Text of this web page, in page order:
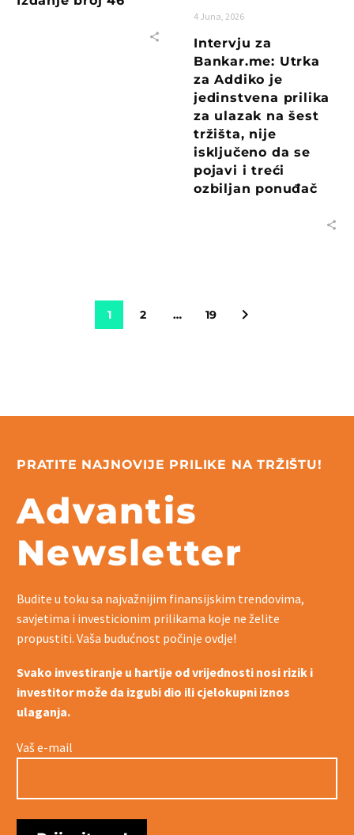
4 Juna, 2026
Intervju za
Bankar.me: Utrka
za Addiko je
jedinstvena prilika
za ulazak na šest
tržišta, nije
isključeno da se
pojavi i treći
ozbiljan ponuđač
1 2 … 19
PRATITE NAJNOVIJE PRILIKE NA TRŽIŠTU!
Advantis
Newsletter
Budite u toku sa najvažnijim finansijskim trendovima,
savjetima i investicionim prilikama koje ne želite
propustiti. Vaša budućnost počinje ovdje!
Svako investiranje u hartije od vrijednosti nosi rizik i
investitor može da izgubi dio ili cjelokupni iznos
ulaganja.
Vaš e-mail